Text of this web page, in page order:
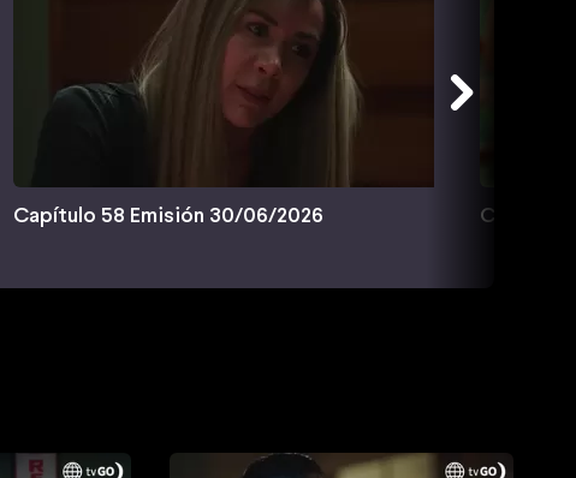
Capítulo 58 Emisión 30/06/2026 Capítulo